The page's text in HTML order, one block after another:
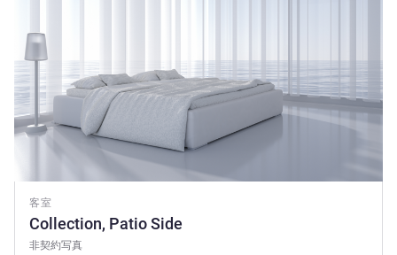
客室
Collection, Patio Side
非契約写真